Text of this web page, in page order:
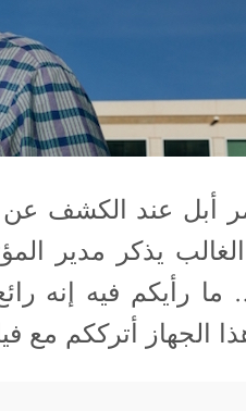
أبل عند الكشف عن
يذكر مدير
رأيكم فيه إنه
الجهاز أترككم مع